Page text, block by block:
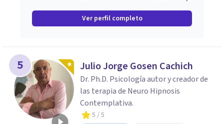
Ver perfil completo
5 Julio Jorge Gosen Cachich
Dr. Ph.D. Psicología autor y creador de
las terapia de Neuro Hipnosis
Contemplativa.
5 / 5